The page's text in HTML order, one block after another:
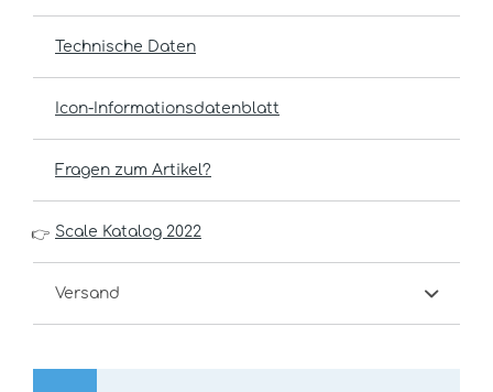
Technische Daten
Icon-Informationsdatenblatt
Fragen zum Artikel?
👉 Scale Katalog 2022
Versand